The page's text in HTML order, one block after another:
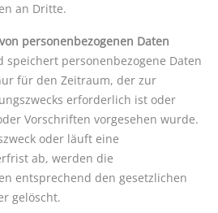
an Dritte.
personenbezogenen Daten
speichert personenbezogene Daten
für den Zeitraum, der zur
erforderlich ist oder
Vorschriften vorgesehen wurde.
oder läuft eine
ab, werden die
entsprechend den gesetzlichen
gelöscht.